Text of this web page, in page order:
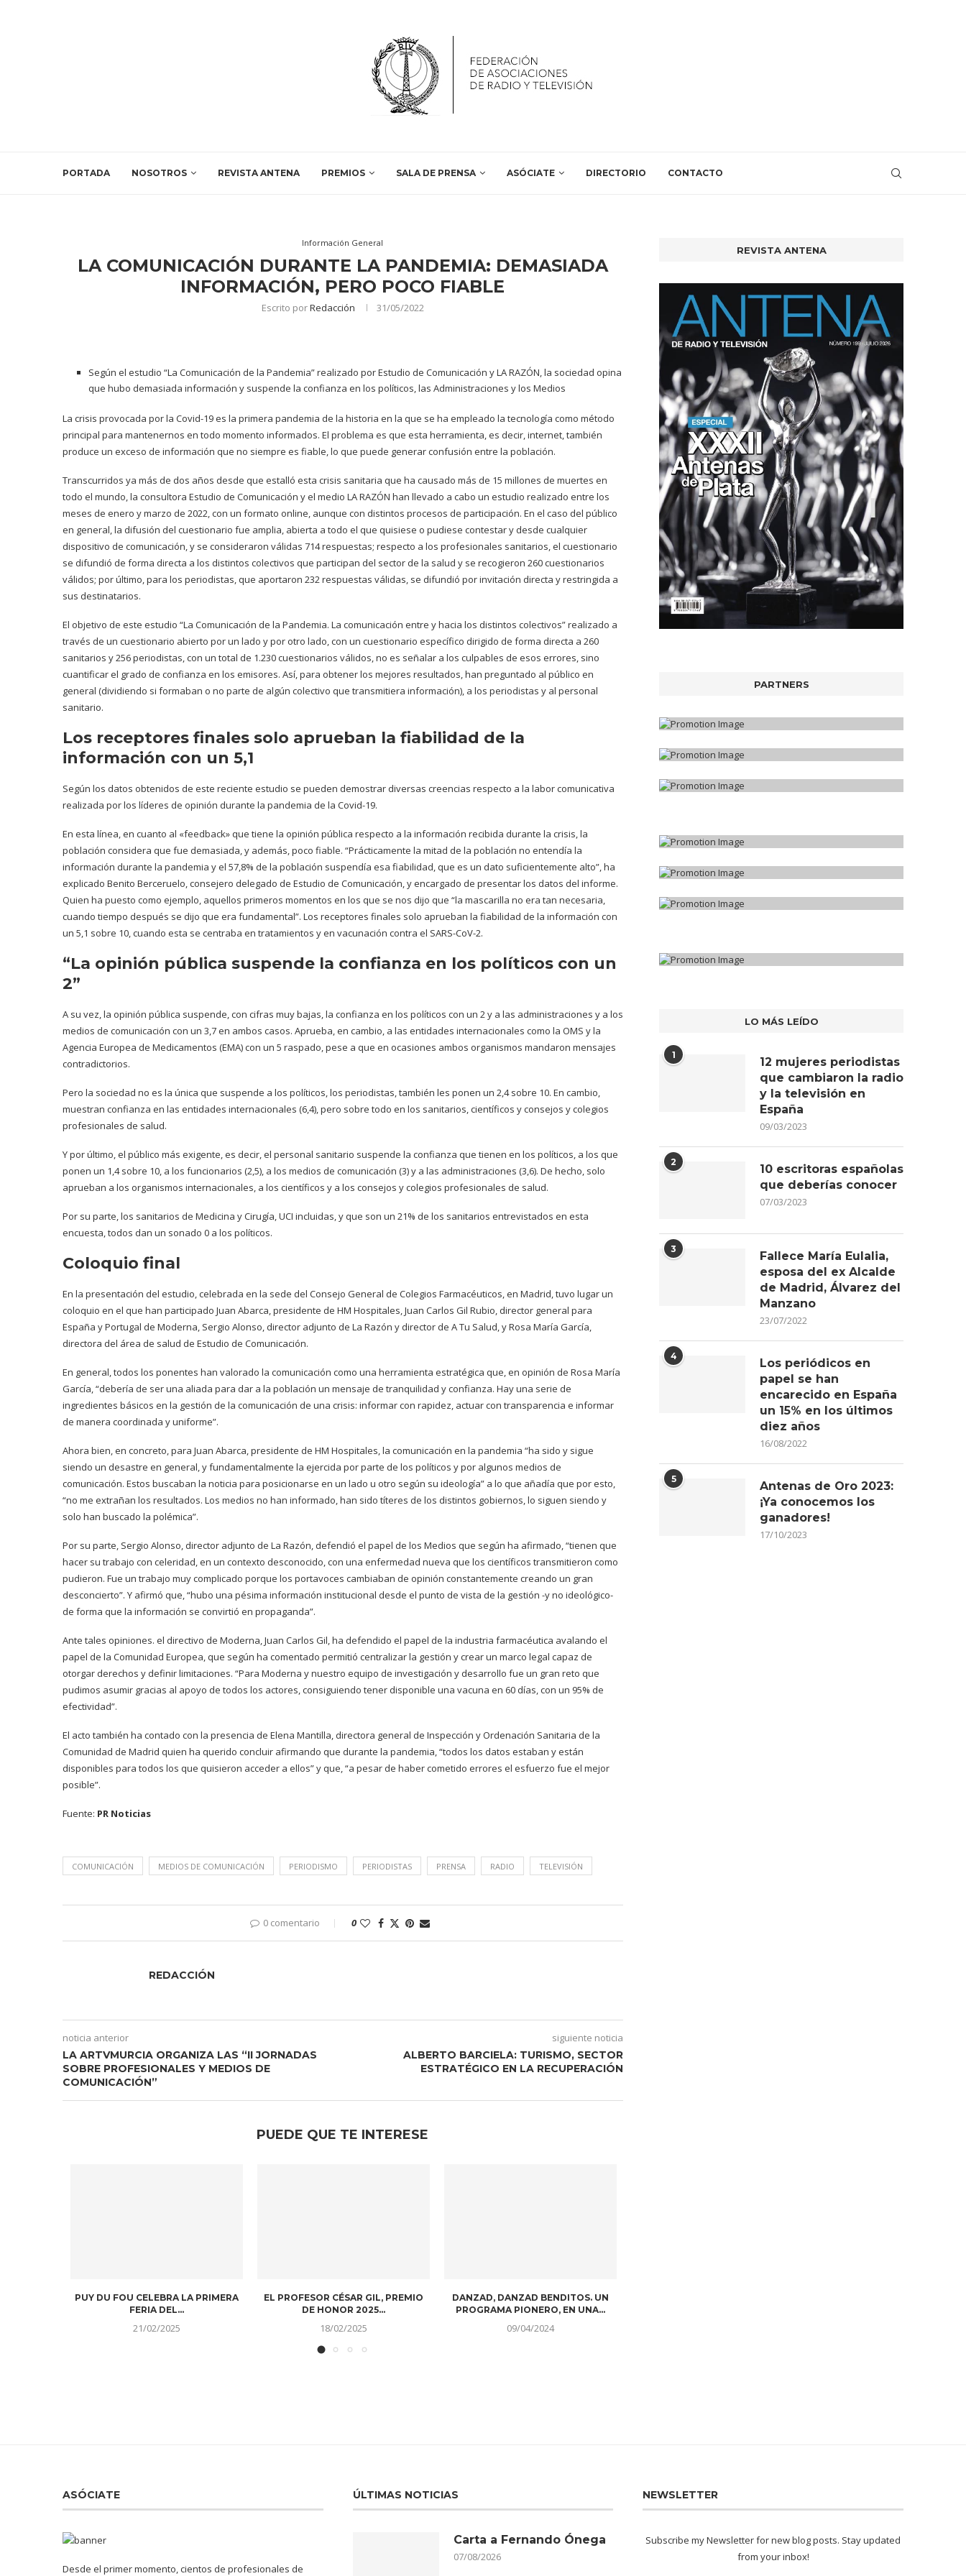
PORTADA NOSOTROS REVISTA ANTENA PREMIOS SALA DE PRENSA ASÓCIATE DIRECTORIO CONTACTO
Información General
LA COMUNICACIÓN DURANTE LA PANDEMIA: DEMASIADA
INFORMACIÓN, PERO POCO FIABLE
Escrito porRedacción 31/05/2022
Según el estudio “La Comunicación de la Pandemia” realizado por Estudio de Comunicación y LA RAZÓN, la sociedad opina
que hubo demasiada información y suspende la confianza en los políticos, las Administraciones y los Medios
La crisis provocada por la Covid-19 es la primera pandemia de la historia en la que se ha empleado la tecnología como método
principal para mantenernos en todo momento informados. El problema es que esta herramienta, es decir, internet, también
produce un exceso de información que no siempre es fiable, lo que puede generar confusión entre la población.
Transcurridos ya más de dos años desde que estalló esta crisis sanitaria que ha causado más de 15 millones de muertes en
todo el mundo, la consultora Estudio de Comunicación y el medio LA RAZÓN han llevado a cabo un estudio realizado entre los
meses de enero y marzo de 2022, con un formato online, aunque con distintos procesos de participación. En el caso del público
en general, la difusión del cuestionario fue amplia, abierta a todo el que quisiese o pudiese contestar y desde cualquier
dispositivo de comunicación, y se consideraron válidas 714 respuestas; respecto a los profesionales sanitarios, el cuestionario
se difundió de forma directa a los distintos colectivos que participan del sector de la salud y se recogieron 260 cuestionarios
válidos; por último, para los periodistas, que aportaron 232 respuestas válidas, se difundió por invitación directa y restringida a
sus destinatarios.
El objetivo de este estudio “La Comunicación de la Pandemia. La comunicación entre y hacia los distintos colectivos” realizado a
través de un cuestionario abierto por un lado y por otro lado, con un cuestionario específico dirigido de forma directa a 260
sanitarios y 256 periodistas, con un total de 1.230 cuestionarios válidos, no es señalar a los culpables de esos errores, sino
cuantificar el grado de confianza en los emisores. Así, para obtener los mejores resultados, han preguntado al público en
general (dividiendo si formaban o no parte de algún colectivo que transmitiera información), a los periodistas y al personal
sanitario.
Los receptores finales solo aprueban la fiabilidad de la
información con un 5,1
Según los datos obtenidos de este reciente estudio se pueden demostrar diversas creencias respecto a la labor comunicativa
realizada por los líderes de opinión durante la pandemia de la Covid-19.
En esta línea, en cuanto al «feedback» que tiene la opinión pública respecto a la información recibida durante la crisis, la
población considera que fue demasiada, y además, poco fiable. “Prácticamente la mitad de la población no entendía la
información durante la pandemia y el 57,8% de la población suspendía esa fiabilidad, que es un dato suficientemente alto”, ha
explicado Benito Berceruelo, consejero delegado de Estudio de Comunicación, y encargado de presentar los datos del informe.
Quien ha puesto como ejemplo, aquellos primeros momentos en los que se nos dijo que “la mascarilla no era tan necesaria,
cuando tiempo después se dijo que era fundamental”. Los receptores finales solo aprueban la fiabilidad de la información con
un 5,1 sobre 10, cuando esta se centraba en tratamientos y en vacunación contra el SARS-CoV-2.
“La opinión pública suspende la confianza en los políticos con un
2”
A su vez, la opinión pública suspende, con cifras muy bajas, la confianza en los políticos con un 2 y a las administraciones y a los
medios de comunicación con un 3,7 en ambos casos. Aprueba, en cambio, a las entidades internacionales como la OMS y la
Agencia Europea de Medicamentos (EMA) con un 5 raspado, pese a que en ocasiones ambos organismos mandaron mensajes
contradictorios.
Pero la sociedad no es la única que suspende a los políticos, los periodistas, también les ponen un 2,4 sobre 10. En cambio,
muestran confianza en las entidades internacionales (6,4), pero sobre todo en los sanitarios, científicos y consejos y colegios
profesionales de salud.
Y por último, el público más exigente, es decir, el personal sanitario suspende la confianza que tienen en los políticos, a los que
ponen un 1,4 sobre 10, a los funcionarios (2,5), a los medios de comunicación (3) y a las administraciones (3,6). De hecho, solo
aprueban a los organismos internacionales, a los científicos y a los consejos y colegios profesionales de salud.
Por su parte, los sanitarios de Medicina y Cirugía, UCI incluidas, y que son un 21% de los sanitarios entrevistados en esta
encuesta, todos dan un sonado 0 a los políticos.
Coloquio final
En la presentación del estudio, celebrada en la sede del Consejo General de Colegios Farmacéuticos, en Madrid, tuvo lugar un
coloquio en el que han participado Juan Abarca, presidente de HM Hospitales, Juan Carlos Gil Rubio, director general para
España y Portugal de Moderna, Sergio Alonso, director adjunto de La Razón y director de A Tu Salud, y Rosa María García,
directora del área de salud de Estudio de Comunicación.
En general, todos los ponentes han valorado la comunicación como una herramienta estratégica que, en opinión de Rosa María
García, “debería de ser una aliada para dar a la población un mensaje de tranquilidad y confianza. Hay una serie de
ingredientes básicos en la gestión de la comunicación de una crisis: informar con rapidez, actuar con transparencia e informar
de manera coordinada y uniforme”.
Ahora bien, en concreto, para Juan Abarca, presidente de HM Hospitales, la comunicación en la pandemia “ha sido y sigue
siendo un desastre en general, y fundamentalmente la ejercida por parte de los políticos y por algunos medios de
comunicación. Estos buscaban la noticia para posicionarse en un lado u otro según su ideología” a lo que añadía que por esto,
“no me extrañan los resultados. Los medios no han informado, han sido títeres de los distintos gobiernos, lo siguen siendo y
solo han buscado la polémica”.
Por su parte, Sergio Alonso, director adjunto de La Razón, defendió el papel de los Medios que según ha afirmado, “tienen que
hacer su trabajo con celeridad, en un contexto desconocido, con una enfermedad nueva que los científicos transmitieron como
pudieron. Fue un trabajo muy complicado porque los portavoces cambiaban de opinión constantemente creando un gran
desconcierto”. Y afirmó que, “hubo una pésima información institucional desde el punto de vista de la gestión -y no ideológico-
de forma que la información se convirtió en propaganda”.
Ante tales opiniones. el directivo de Moderna, Juan Carlos Gil, ha defendido el papel de la industria farmacéutica avalando el
papel de la Comunidad Europea, que según ha comentado permitió centralizar la gestión y crear un marco legal capaz de
otorgar derechos y definir limitaciones. “Para Moderna y nuestro equipo de investigación y desarrollo fue un gran reto que
pudimos asumir gracias al apoyo de todos los actores, consiguiendo tener disponible una vacuna en 60 días, con un 95% de
efectividad”.
El acto también ha contado con la presencia de Elena Mantilla, directora general de Inspección y Ordenación Sanitaria de la
Comunidad de Madrid quien ha querido concluir afirmando que durante la pandemia, “todos los datos estaban y están
disponibles para todos los que quisieron acceder a ellos” y que, “a pesar de haber cometido errores el esfuerzo fue el mejor
posible”.
Fuente: PR Noticias
COMUNICACIÓN MEDIOS DE COMUNICACIÓN PERIODISMO PERIODISTAS PRENSA RADIO TELEVISIÓN
0 comentario 0
REDACCIÓN
noticia anterior
LA ARTVMURCIA ORGANIZA LAS “II JORNADAS
SOBRE PROFESIONALES Y MEDIOS DE
COMUNICACIÓN”
siguiente noticia
ALBERTO BARCIELA: TURISMO, SECTOR
ESTRATÉGICO EN LA RECUPERACIÓN
PUEDE QUE TE INTERESE
CONTINÚAN LAS LABORES DE
RESCATE EN MARRUECOS DONDE...
11/09/2023
PEDRO SÁNCHEZ DA POSITIVO EN
COVID Y NO...
08/09/2023
¡VUELVE THE ROBOT MUSEUM A
MADRID!
27/01/2023
REVISTA ANTENA
PARTNERS
LO MÁS LEÍDO
1
12 mujeres periodistas
que cambiaron la radio
y la televisión en
España
09/03/2023
2
10 escritoras españolas
que deberías conocer
07/03/2023
3
Fallece María Eulalia,
esposa del ex Alcalde
de Madrid, Álvarez del
Manzano
23/07/2022
4
Los periódicos en
papel se han
encarecido en España
un 15% en los últimos
diez años
16/08/2022
5
Antenas de Oro 2023:
¡Ya conocemos los
ganadores!
17/10/2023
ASÓCIATE
Desde el primer momento, cientos de profesionales de
ÚLTIMAS NOTICIAS
Carta a Fernando Ónega
07/08/2026
NEWSLETTER
Subscribe my Newsletter for new blog posts. Stay updated
from your inbox!